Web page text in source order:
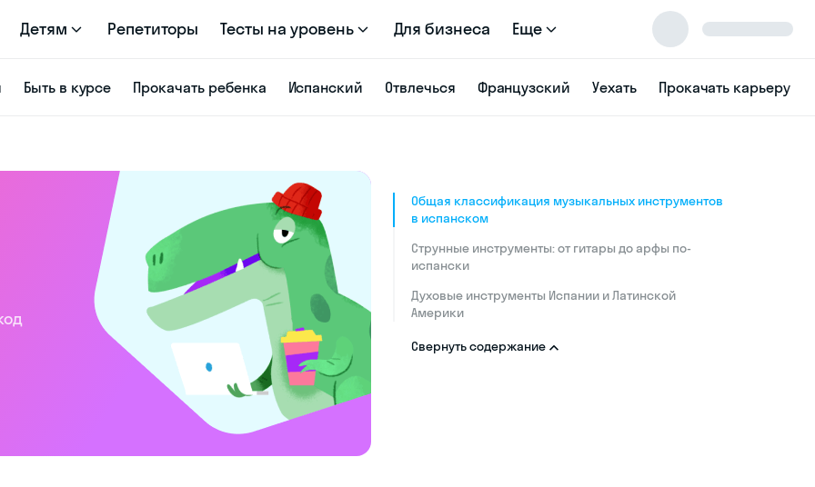
Детям Репетиторы Тесты на уровень Для бизнеса Еще
Быть в курсе Прокачать ребенка Испанский Отвлечься Французский Уехать Прокачать карьеру
Общая классификация музыкальных инструментов
в испанском
Струнные инструменты: от гитары до арфы по-
испански
Духовые инструменты Испании и Латинской
Америки
Свернуть содержание